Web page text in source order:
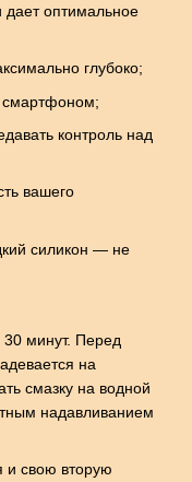
дает оптимальное
глубоко;
смартфоном;
контроль над
вашего
силикон — не
минут. Перед
на
смазку на водной
надавливанием
и свою вторую